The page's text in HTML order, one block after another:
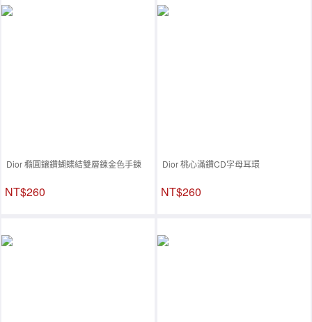
Dior 橢圓鑲鑽蝴蝶結雙層鍊金色手鍊
NT$260
Dior 桃心滿鑽CD字母耳環
NT$260